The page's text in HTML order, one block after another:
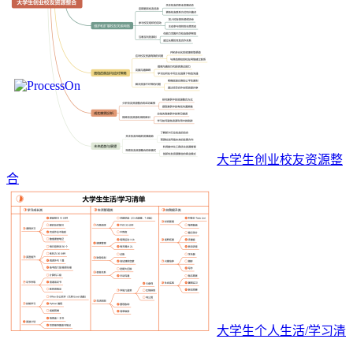
大学生创业校友资源整
合
大学生个人生活/学习清